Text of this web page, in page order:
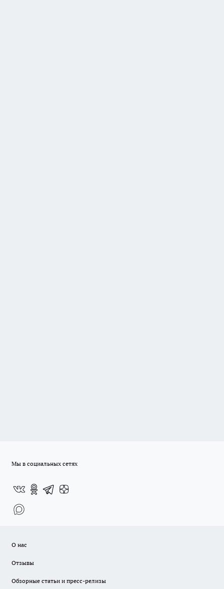
Мы в социальных сетях
О нас
Отзывы
Обзорные статьи и пресс-релизы